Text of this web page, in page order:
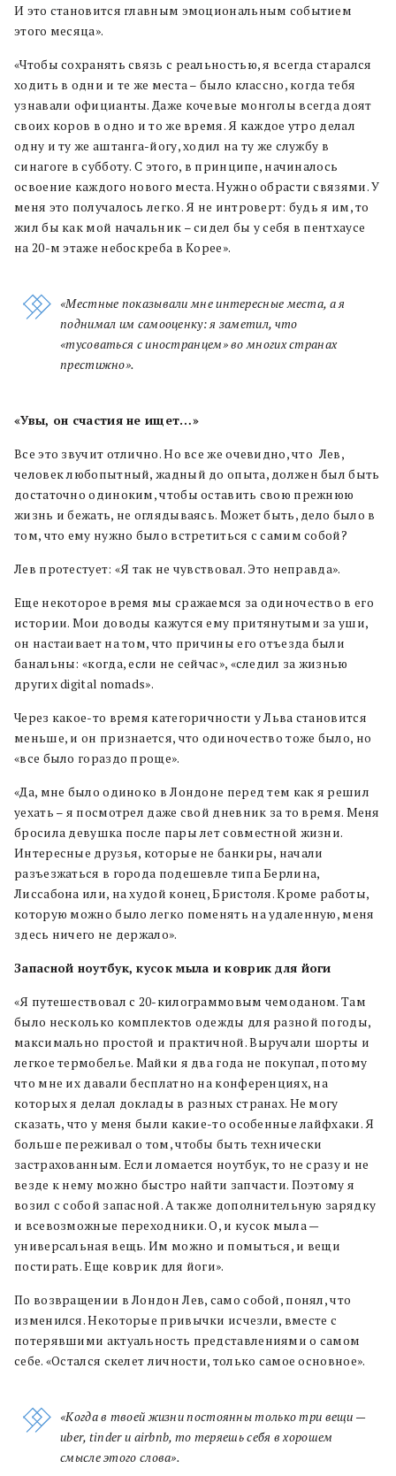
И это становится главным эмоциональным событием
этого месяца».
«Чтобы сохранять связь с реальностью, я всегда старался
ходить в одни и те же места – было классно, когда тебя
узнавали официанты. Даже кочевые монголы всегда доят
своих коров в одно и то же время. Я каждое утро делал
одну и ту же аштанга-йогу, ходил на ту же службу в
синагоге в субботу. С этого, в принципе, начиналось
освоение каждого нового места. Нужно обрасти связями. У
меня это получалось легко. Я не интроверт: будь я им, то
жил бы как мой начальник – сидел бы у себя в пентхаусе
на 20-м этаже небоскреба в Корее».
«Местные показывали мне интересные места, а я
поднимал им самооценку: я заметил, что
«тусоваться с иностранцем» во многих странах
престижно».
«Увы, он счастия не ищет…»
Все это звучит отлично. Но все же очевидно, что Лев,
человек любопытный, жадный до опыта, должен был быть
достаточно одиноким, чтобы оставить свою прежнюю
жизнь и бежать, не оглядываясь. Может быть, дело было в
том, что ему нужно было встретиться с самим собой?
Лев протестует: «Я так не чувствовал. Это неправда».
Еще некоторое время мы сражаемся за одиночество в его
истории. Мои доводы кажутся ему притянутыми за уши,
он настаивает на том, что причины его отъезда были
банальны: «когда, если не сейчас», «следил за жизнью
других digital nomads».
Через какое-то время категоричности у Льва становится
меньше, и он признается, что одиночество тоже было, но
«все было гораздо проще».
«Да, мне было одиноко в Лондоне перед тем как я решил
уехать – я посмотрел даже свой дневник за то время. Меня
бросила девушка после пары лет совместной жизни.
Интересные друзья, которые не банкиры, начали
разъезжаться в города подешевле типа Берлина,
Лиссабона или, на худой конец, Бристоля. Кроме работы,
которую можно было легко поменять на удаленную, меня
здесь ничего не держало».
Запасной ноутбук, кусок мыла и коврик для йоги
«Я путешествовал с 20-килограммовым чемоданом. Там
было несколько комплектов одежды для разной погоды,
максимально простой и практичной. Выручали шорты и
легкое термобелье. Майки я два года не покупал, потому
что мне их давали бесплатно на конференциях, на
которых я делал доклады в разных странах. Не могу
сказать, что у меня были какие-то особенные лайфхаки. Я
больше переживал о том, чтобы быть технически
застрахованным. Если ломается ноутбук, то не сразу и не
везде к нему можно быстро найти запчасти. Поэтому я
возил с собой запасной. А также дополнительную зарядку
и всевозможные переходники. О, и кусок мыла —
универсальная вещь. Им можно и помыться, и вещи
постирать. Еще коврик для йоги».
По возвращении в Лондон Лев, само собой, понял, что
изменился. Некоторые привычки исчезли, вместе с
потерявшими актуальность представлениями о самом
себе. «Остался скелет личности, только самое основное».
«Когда в твоей жизни постоянны только три вещи —
uber, tinder и airbnb, то теряешь себя в хорошем
смысле этого слова».